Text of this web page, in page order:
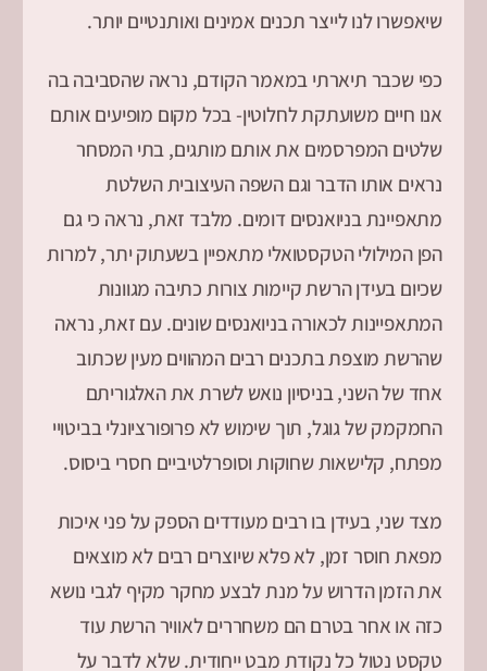
שיאפשרו לנו לייצר תכנים אמינים ואותנטיים יותר.
כפי שכבר תיארתי במאמר הקודם, נראה שהסביבה בה
אנו חיים משועתקת לחלוטין- בכל מקום מופיעים אותם
שלטים המפרסמים את אותם מותגים, בתי המסחר
נראים אותו הדבר וגם השפה העיצובית השלטת
מתאפיינת בניואנסים דומים. מלבד זאת, נראה כי גם
הפן המילולי הטקסטואלי מתאפיין בשעתוק יתר, למרות
שכיום בעידן הרשת קיימות צורות כתיבה מגוונות
המתאפיינות לכאורה בניואנסים שונים. עם זאת, נראה
שהרשת מוצפת בתכנים רבים המהווים מעין שכתוב
אחד של השני, בניסיון נואש לשרת את האלגוריתם
החמקמק של גוגל, תוך שימוש לא פרופורציונלי בביטויי
מפתח, קלישאות שחוקות וסופרלטיביים חסרי ביסוס.
מצד שני, בעידן בו רבים מעודדים הספק על פני איכות
מפאת חוסר זמן, לא פלא שיוצרים רבים לא מוצאים
את הזמן הדרוש על מנת לבצע מחקר מקיף לגבי נושא
כזה או אחר בטרם הם משחררים לאוויר הרשת עוד
טקסט נטול כל נקודת מבט ייחודית. שלא לדבר על